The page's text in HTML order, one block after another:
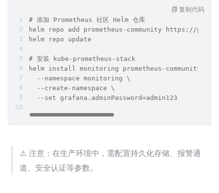
# 添加 Prometheus 社区 Helm 仓库
helm repo add prometheus-community https://
helm repo update
# 安装 kube-prometheus-stack
helm install monitoring prometheus-community/
  --namespace monitoring \
  --create-namespace \
  --set grafana.adminPassword=admin123
复制代码
⚠️ 注意：在生产环境中，需配置持久化存储、报警通
道、安全认证等参数。